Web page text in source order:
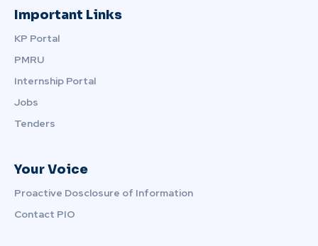
Important Links
KP Portal
PMRU
Internship Portal
Jobs
Tenders
Your Voice
Proactive Dosclosure of Information
Contact PIO